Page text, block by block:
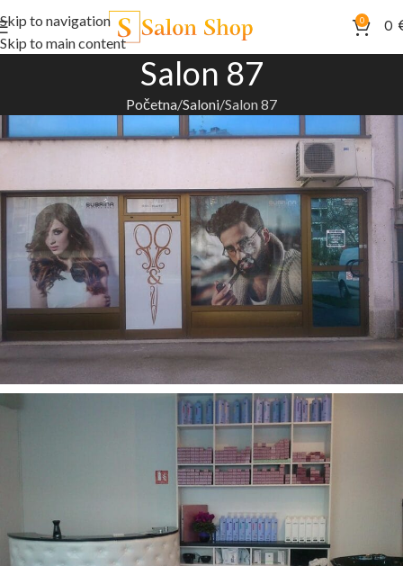
Skip to navigation
Skip to main content
0 0
Salon 87
Početna Saloni Salon 87